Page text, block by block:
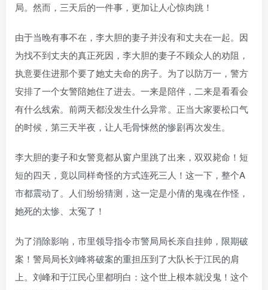
局。然而，三天后的一件事，更加让人心惊肉跳！
由于当晚有事不在，李大胆的妻子并没有和丈夫在一起。因
为找不到丈夫的真正死因，李大胆的妻子不顾众人的劝阻，
执意要住进那个要了她丈夫命的房子。为了以防万一，警方
安排了一个女警陪她住了进去。一来是陪伴，二来是看看会
有什么线索。前两天都没发生什么异常。正当大家要松口气
的时候，第三天半夜，让人毛骨悚然的惨剧再次发生。
李大胆的妻子和女警竟都从窗户里跳了出来，双双毙命！短
短的四天，竟以同样奇怪的方式连死三人！这一下，整个A
市都震动了。人们纷纷猜测，这一定是小倩的鬼魂在作怪，
她死的太惨、太冤了！
为了消除影响，市里领导指令市警局局长亲自挂帅，限期破
案！警局局长刘峰将破案的重担压到了大队长于江民的肩
上。刘峰和于江民心里都明白：这个世上根本就没鬼！这个